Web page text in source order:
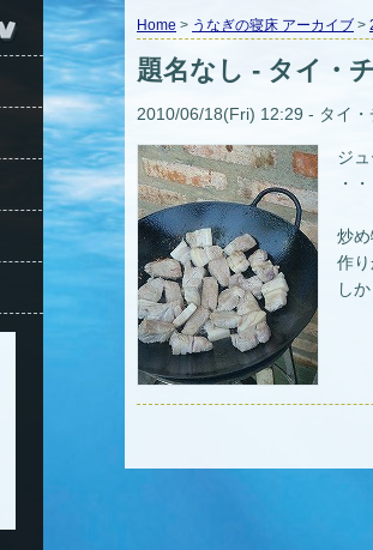
Home > うなぎの寝床 アーカイブ >
題名なし - タイ・
2010/06/18(Fri) 12:29 - タイ
ジ
・
炒
作
し